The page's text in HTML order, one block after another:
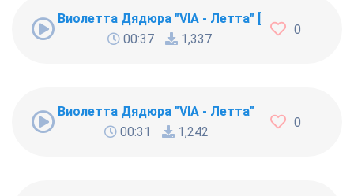
Виолетта Дядюра "VIA - Летта" [20799]
00:37
1,337
0
Виолетта Дядюра "VIA - Летта"
00:31
1,242
0